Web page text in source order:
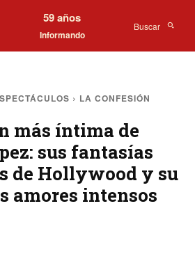
59 años
Informando
Buscar
LA CONFESIÓN
más íntima de
sus fantasías
de Hollywood y su
amores intensos